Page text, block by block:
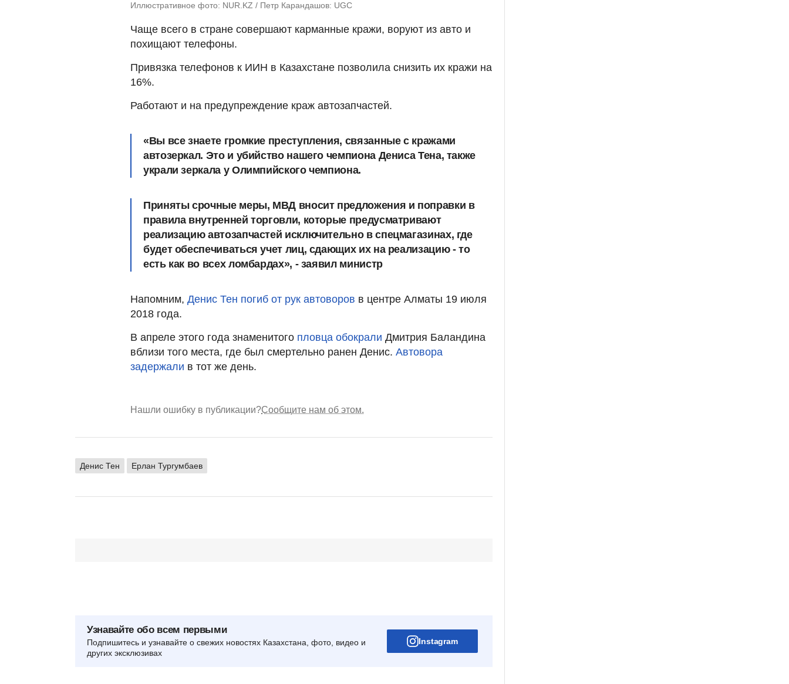
Иллюстративное фото: NUR.KZ / Петр Карандашов: UGC
Чаще всего в стране совершают карманные кражи, воруют из авто и
похищают телефоны.
Привязка телефонов к ИИН в Казахстане позволила снизить их кражи на
16%.
Работают и на предупреждение краж автозапчастей.
«Вы все знаете громкие преступления, связанные с кражами
автозеркал. Это и убийство нашего чемпиона Дениса Тена, также
украли зеркала у Олимпийского чемпиона.
Приняты срочные меры, МВД вносит предложения и поправки в
правила внутренней торговли, которые предусматривают
реализацию автозапчастей исключительно в спецмагазинах, где
будет обеспечиваться учет лиц, сдающих их на реализацию - то
есть как во всех ломбардах», - заявил министр
Напомним, Денис Тен погиб от рук автоворов в центре Алматы 19 июля
2018 года.
В апреле этого года знаменитого пловца обокрали Дмитрия Баландина
вблизи того места, где был смертельно ранен Денис. Автовора
задержали в тот же день.
Нашли ошибку в публикации?Сообщите нам об этом.
Денис Тен Ерлан Тургумбаев
Узнавайте обо всем первыми
Подпишитесь и узнавайте о свежих новостях Казахстана, фото, видео и
других эксклюзивах
Instagram